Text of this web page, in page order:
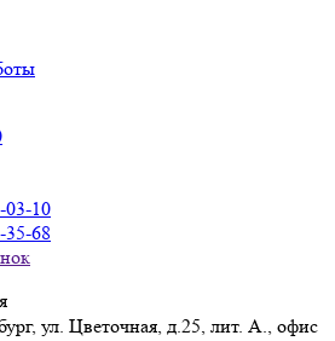
03-10
35-68
ул. Цветочная, д.25, лит. А., офис